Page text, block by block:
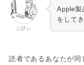
こびぃ
Apple製
をして
読者であるあなたが同